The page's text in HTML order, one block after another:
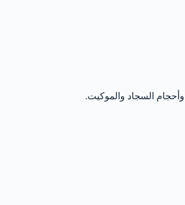
السجاد والموكيت.